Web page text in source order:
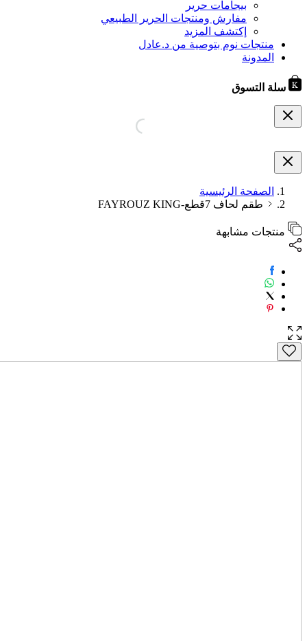
بيجامات حرير
مفارش ومنتجات الحرير الطبيعي
إكتشف المزيد
منتجات نوم بتوصية من د.عادل
المدونة
سلة التسوق
الصفحة الرئيسية
طقم لحاف 7قطع-FAYROUZ KING
منتجات مشابهة